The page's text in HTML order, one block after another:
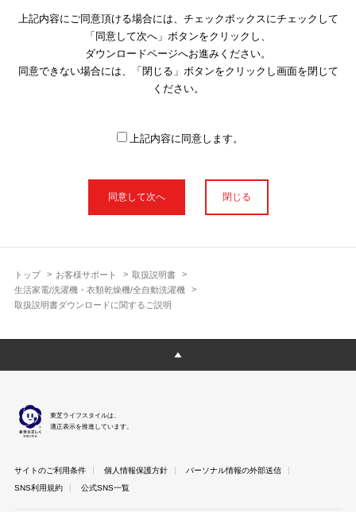
トップ お客様サポート
取扱説明書
生活家電/洗濯機・衣類乾燥機/全自動洗濯機
取扱説明書ダウンロードに関するご説明
本サイトに公開されている取扱説明書は、製品が発売された時点
のものを掲載しております。従いまして本サイトに掲載されてい
る取扱説明書の記載内容とお客さまがお持ちの製品の仕様がその
後のマイナーチェンジ等で変更になる場合がございます。本サイ
トに公開されている取扱説明書の内容とお手持ちの製品の仕様に
使用上のご注意や安全上のご注意、また測定基準や数値等は取扱
説明書が作成された時点での基準に応じた内容となっております
明書以外の印刷物が同梱されている場合がありますが、本サイト
ではそれらを全て公開しておりませんのであらかじめご了承くだ
さい。
ございますのであらかじめご了承ください。
のであらかじめご了承ください。
上記内容にご同意頂ける場合には、チェックボックスにチェックして
「同意して次へ」ボタンをクリックし、
ダウンロードページへお進みください。
同意できない場合には、「閉じる」ボタンをクリックし画面を閉じて
ください。
上記内容に同意します。
閉じる
東芝ライフスタイルは、
適正表示を推進しています。
サイトのご利用条件 個人情報保護方針
パーソナル情報の外部送信
SNS利用規約
公式SNS一覧